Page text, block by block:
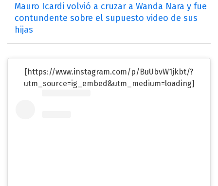
Mauro Icardi volvió a cruzar a Wanda Nara y fue
contundente sobre el supuesto video de sus
hijas
[https://www.instagram.com/p/BuUbvW1jkbt/?
utm_source=ig_embed&utm_medium=loading]